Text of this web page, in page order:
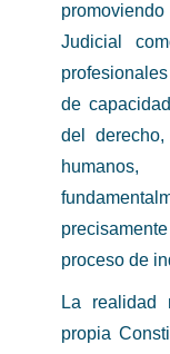
Judicial
de
del
proceso de
La
propia